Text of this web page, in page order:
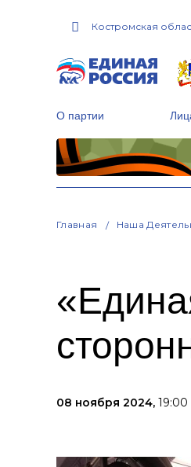
Костромская
О партии
Главная Наша
08 ноября 2024, 19:00